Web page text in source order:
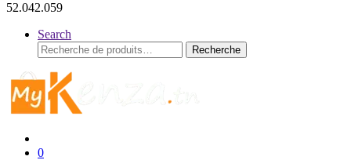
52.042.059
Search
Recherche
pour :
Recherche
0